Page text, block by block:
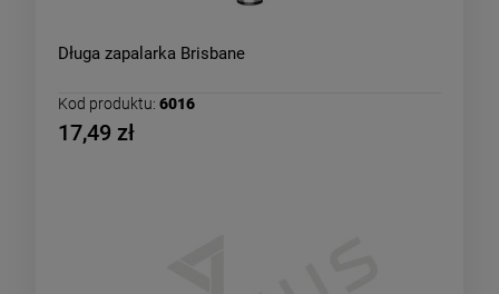
Długa zapalarka Brisbane
Kod produktu: 6016
17,49 zł